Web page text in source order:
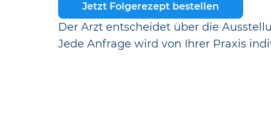
Jetzt Folgerezept bestellen
Der Arzt entscheidet über die
Jede Anfrage wird von Ihrer Praxis